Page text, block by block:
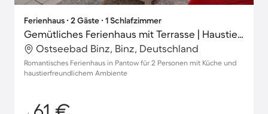
Ferienhaus ∙ 2 Gäste ∙ 1 Schlafzimmer
Gemütliches Ferienhaus mit Terrasse | Haustiere erlaubt
Ostseebad Binz, Binz, Deutschland
Romantisches Ferienhaus in Pantow für 2 Personen mit Küche und
haustierfreundlichem Ambiente